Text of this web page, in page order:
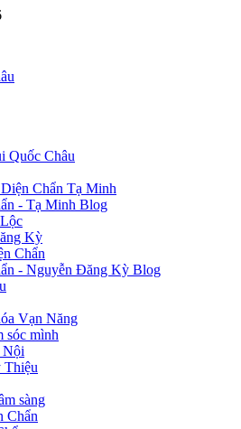
Quốc Châu
Chẩn Tạ Minh
- Tạ Minh Blog
Kỳ
Chẩn
- Nguyễn Đăng Kỳ Blog
Vạn Năng
sóc mình
Nội
Thiệu
sàng
Chẩn